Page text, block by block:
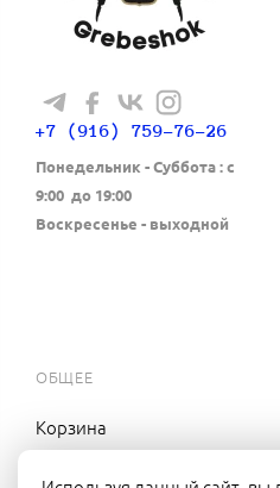
+7 (916) 759-76-26
Понедельник - Cуббота : с
9:00 до 19:00
Воскресенье - выходной
ОБЩЕЕ
Корзина